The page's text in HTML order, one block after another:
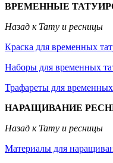
ВРЕМЕННЫЕ
Назад к Тату и ресницы
Краска для временных
Наборы для временных
Трафареты для
НАРАЩИВАНИЕ
Назад к Тату и ресницы
Материалы для